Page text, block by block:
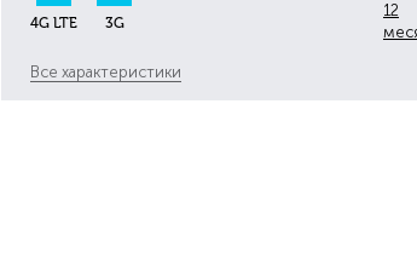
4G LTE 3G
12
Все характеристики